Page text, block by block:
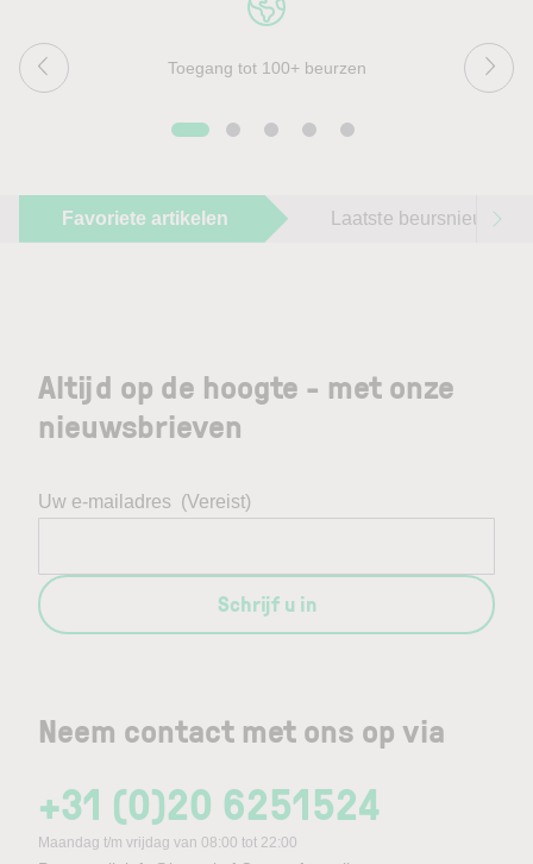
Toegang tot 100+ beurzen
Favoriete artikelen Laatste beursnieuws
Neem contact met ons op via
+31 (0)20 6251524
Maandag t/m vrijdag van 08:00 tot 22:00
Altijd op de hoogte - met onze
nieuwsbrieven
Uw e-mailadres (Vereist)
Schrijf u in